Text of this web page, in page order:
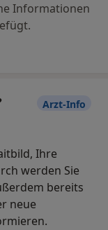
Informationen
Arzt-Info
Ihre
werden Sie
bereits
neue